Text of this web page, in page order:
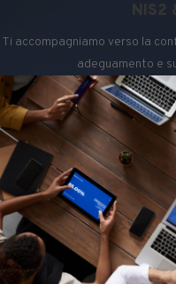
NIS2
Ti accompagniamo verso la
adeguamento e